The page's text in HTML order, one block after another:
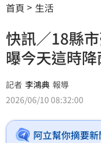
首頁 生活
快訊／18縣
曝今天這時
記者 李鴻典 報導
2026/06/10 08:32:00
阿立幫你摘要